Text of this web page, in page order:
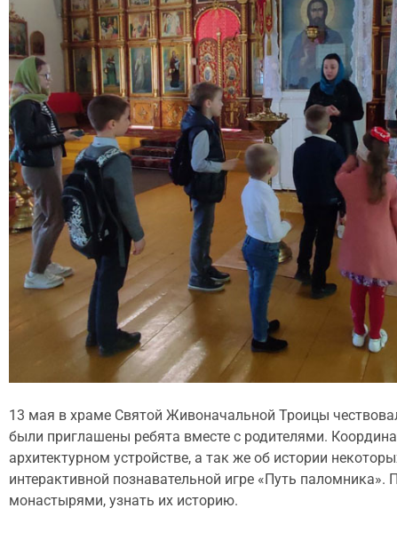
13 мая в храме Святой Живоначальной Троицы
были приглашены ребята вместе с родителями.
архитектурном устройстве, а так же об истории
интерактивной познавательной игре «Путь
монастырями, узнать их историю.